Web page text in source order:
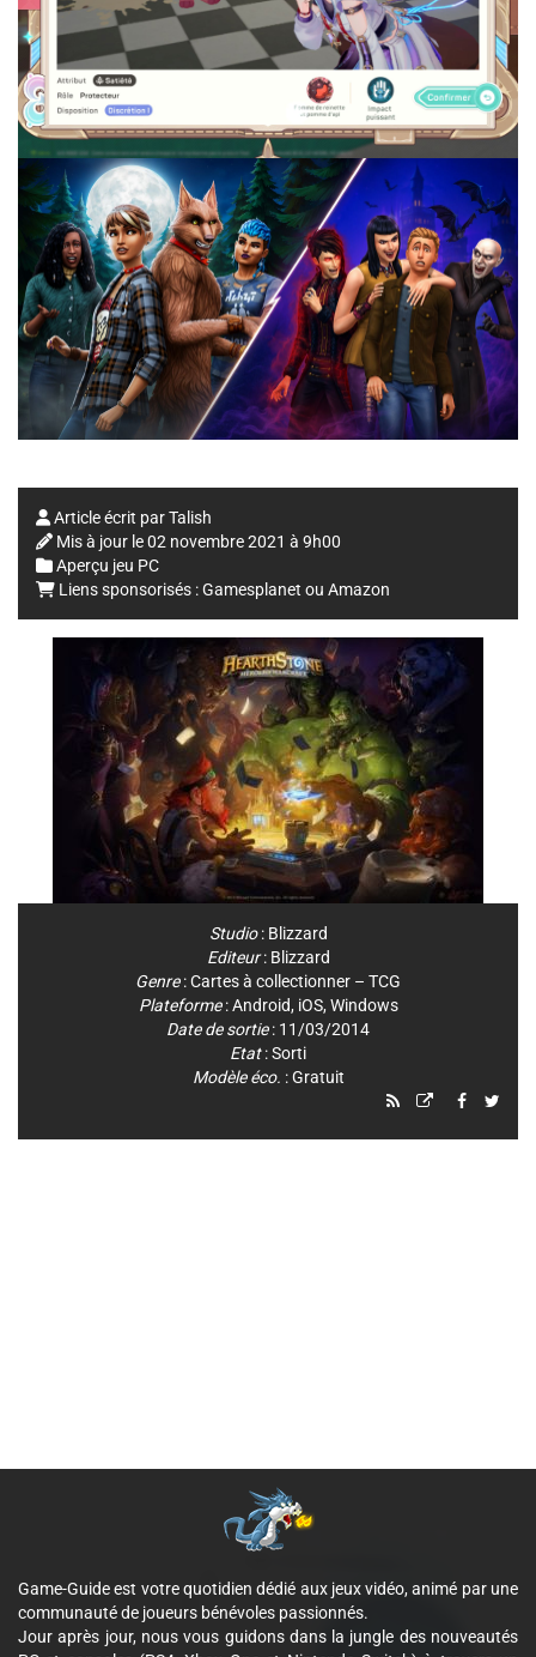
Article écrit parTalish
Mis à jour le02 novembre 2021 à 9h00
Aperçu jeu PC
Liens sponsorisés :Gamesplanet ou Amazon
Studio: Blizzard
Editeur: Blizzard
Genre:Cartes à collectionner – TCG
Plateforme:Android, iOS, Windows
Date de sortie: 11/03/2014
Etat: Sorti
Modèle éco. : Gratuit
Game-Guide est votre quotidien dédié aux jeux vidéo, animé par une
communauté de joueurs bénévoles passionnés.
Jour après jour, nous vous guidons dans la jungle des nouveautés